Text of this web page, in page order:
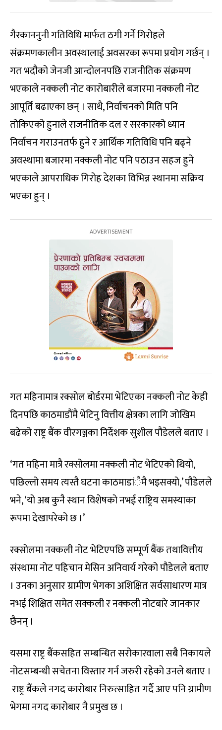
गैरकाननुनी गतिविधि मार्फत ठगी गर्ने गिरोहले
संक्रमणकालीन अवस्थालाई अवसरका रूपमा प्रयोग गर्छन् ।
गत भदौको जेनजी आन्दोलनपछि राजनीतिक संक्रमण
भएकाले नक्कली नोट कारोबारीले बजारमा नक्कली नोट
आपूर्ति बढाएका छन् । साथै, निर्वाचनको मिति पनि
तोकिएको हुनाले राजनीतिक दल र सरकारको ध्यान
निर्वाचन गराउनतर्फ हुने र आर्थिक गतिविधि पनि बढ्ने
अवस्थामा बजारमा नक्कली नोट पनि पठाउन सहज हुने
भएकाले आपराधिक गिरोह देशका विभिन्न स्थानमा सक्रिय
भएका हुन् ।
गत महिनामात्र रक्सोल बोर्डरमा भेटिएका नक्कली नोट केही
दिनपछि काठमाडौंमै भेटिनु वित्तीय क्षेत्रका लागि जोखिम
बढेको राष्ट्र बैंक वीरगञ्जका निर्देशक सुशील पौडेलले बताए ।
‘गत महिना मात्रै रक्सोलमा नक्कली नोट भेटिएको थियो,
पछिल्लो समय त्यस्तै घटना काठमाडांैमै भइसक्यो,’ पौडेलले
भने, ‘यो अब कुनै स्थान विशेषको नभई राष्ट्रिय समस्याका
रूपमा देखापरेको छ ।’
रक्सोलमा नक्कली नोट भेटिएपछि सम्पूर्ण बैंक तथावित्तीय
संस्थामा नोट पहिचान मेसिन अनिवार्य गरेको पौडेलले बताए
। उनका अनुसार ग्रामीण भेगका अशिक्षित सर्वसाधारण मात्र
नभई शिक्षित समेत सक्कली र नक्कली नोटबारे जानकार
छैनन् ।
यसमा राष्ट्र बैंकसहित सम्बन्धित सरोकारवाला सबै निकायले
नोटसम्बन्धी सचेतना विस्तार गर्न जरुरी रहेको उनले बताए ।
राष्ट्र बैंकले नगद कारोबार निरुत्साहित गर्दै आए पनि ग्रामीण
भेगमा नगद कारोबार नै प्रमुख छ ।